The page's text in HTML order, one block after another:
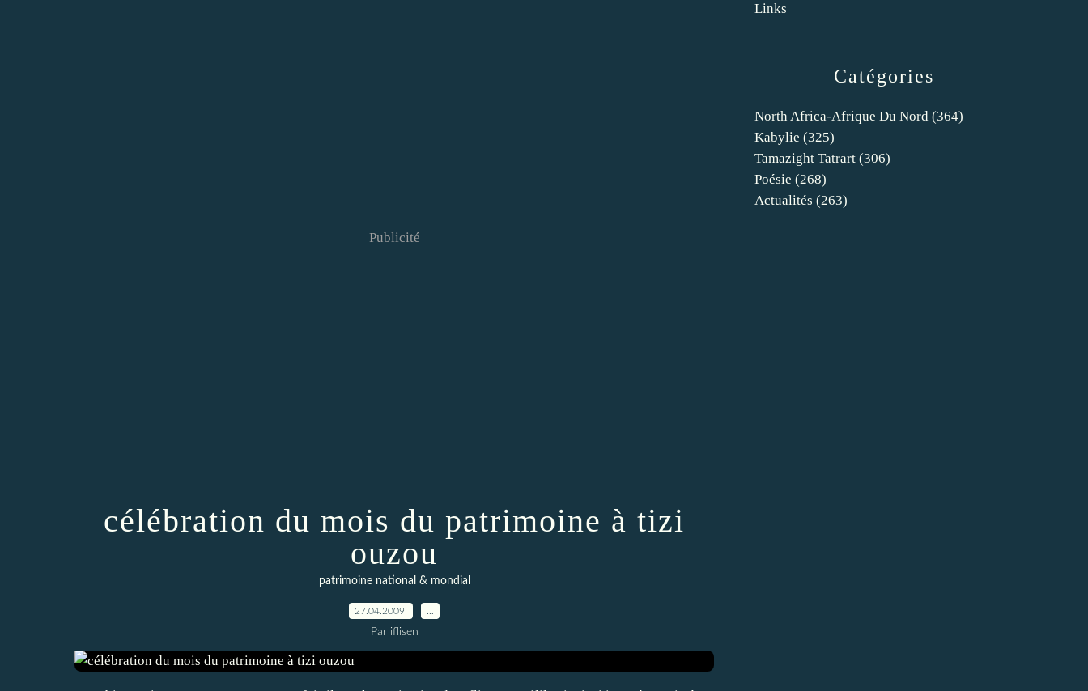
Publicité
célébration du mois du patrimoine à tizi
ouzou
patrimoine national & mondial
27.04.2009
Par iflisen
Catégories
North Africa-Afrique Du Nord (364)
Kabylie (325)
Tamazight Tatrart (306)
Poésie (268)
Actualités (263)
Links